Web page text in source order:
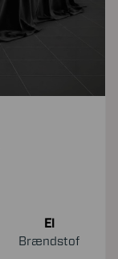
El
Brændstof